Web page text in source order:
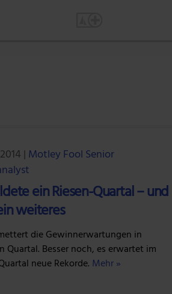
| Motley Fool Senior
ein Riesen-Quartal – und
weiteres
die Gewinnerwartungen in
Quartal. Besser noch, es erwartet im
neue Rekorde. Mehr »